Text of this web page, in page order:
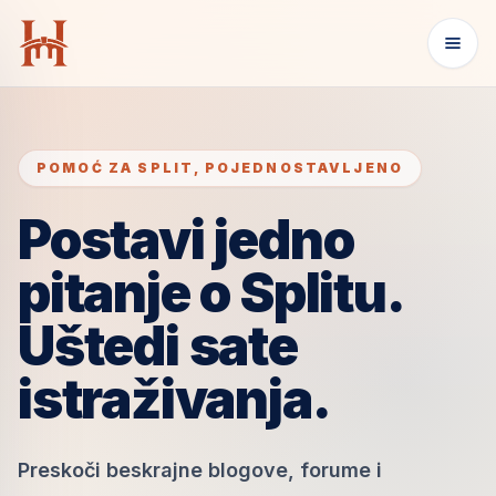
POMOĆ ZA SPLIT, POJEDNOSTAVLJENO
Postavi jedno
pitanje o Splitu.
Uštedi sate
istraživanja.
Preskoči beskrajne blogove, forume i